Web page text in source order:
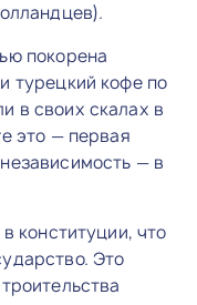
покорена
турецкий кофе по
в своих скалах в
это — первая
— в
конституции, что
Это